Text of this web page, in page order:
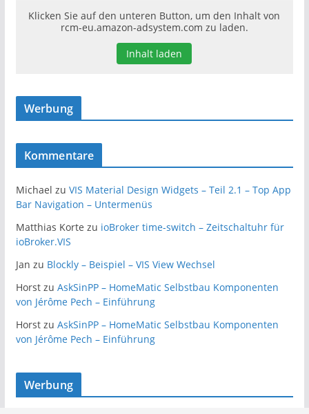
Klicken Sie auf den unteren Button, um den Inhalt von
rcm-eu.amazon-adsystem.com zu laden.
Inhalt laden
Werbung
Kommentare
Michael zu VIS Material Design Widgets – Teil 2.1 – Top App
Bar Navigation – Untermenüs
Matthias Korte zu ioBroker time-switch – Zeitschaltuhr für
ioBroker.VIS
Jan zu Blockly – Beispiel – VIS View Wechsel
Horstzu AskSinPP – HomeMatic Selbstbau Komponenten
von Jérôme Pech – Einführung
Horstzu AskSinPP – HomeMatic Selbstbau Komponenten
von Jérôme Pech – Einführung
Werbung